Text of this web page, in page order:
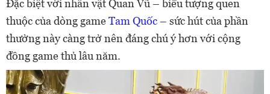
Đặc biệt với nhân vật Quan Vũ – biểu tượng quen
thuộc của dòng gameTam Quốc – sức hút của phần
thưởng này càng trở nên đáng chú ý hơn với cộng
đồng game thủ lâu năm.